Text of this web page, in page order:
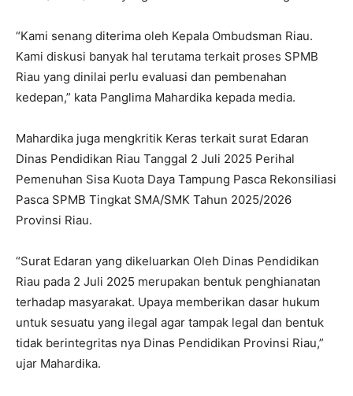
“Kami senang diterima oleh Kepala Ombudsman Riau.
Kami diskusi banyak hal terutama terkait proses SPMB
Riau yang dinilai perlu evaluasi dan pembenahan
kedepan,” kata Panglima Mahardika kepada media.
Mahardika juga mengkritik Keras terkait surat Edaran
Dinas Pendidikan Riau Tanggal 2 Juli 2025 Perihal
Pemenuhan Sisa Kuota Daya Tampung Pasca Rekonsiliasi
Pasca SPMB Tingkat SMA/SMK Tahun 2025/2026
Provinsi Riau.
“Surat Edaran yang dikeluarkan Oleh Dinas Pendidikan
Riau pada 2 Juli 2025 merupakan bentuk penghianatan
terhadap masyarakat. Upaya memberikan dasar hukum
untuk sesuatu yang ilegal agar tampak legal dan bentuk
tidak berintegritas nya Dinas Pendidikan Provinsi Riau,”
ujar Mahardika.